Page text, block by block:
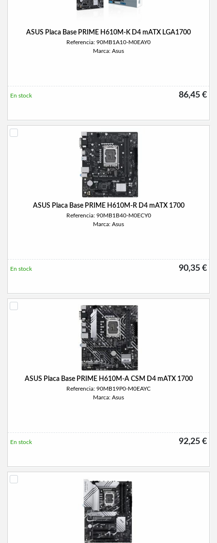
ASUS Placa Base PRIME H610M-K D4 mATX LGA1700
Referencia: 90MB1A10-M0EAY0
Marca: Asus
86,45 €
En stock
ASUS Placa Base PRIME H610M-R D4 mATX 1700
Referencia: 90MB1B40-M0ECY0
Marca: Asus
90,35 €
En stock
ASUS Placa Base PRIME H610M-A CSM D4 mATX 1700
Referencia: 90MB19P0-M0EAYC
Marca: Asus
92,25 €
En stock